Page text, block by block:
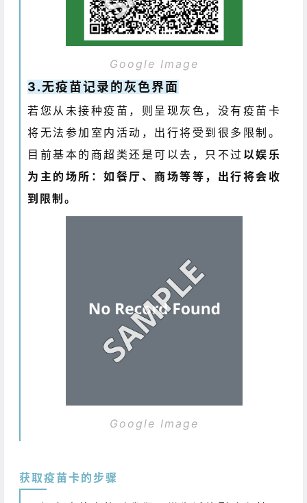
Google Image
3.无疫苗记录的灰色界面
若您从未接种疫苗，则呈现灰色，没有疫苗卡
将无法参加室内活动，出行将受到很多限制。
目前基本的商超类还是可以去，只不过 以娱乐
为主的场所：如餐厅、商场等等，出行将会收
到限制。
Google Image
获取疫苗卡的步骤